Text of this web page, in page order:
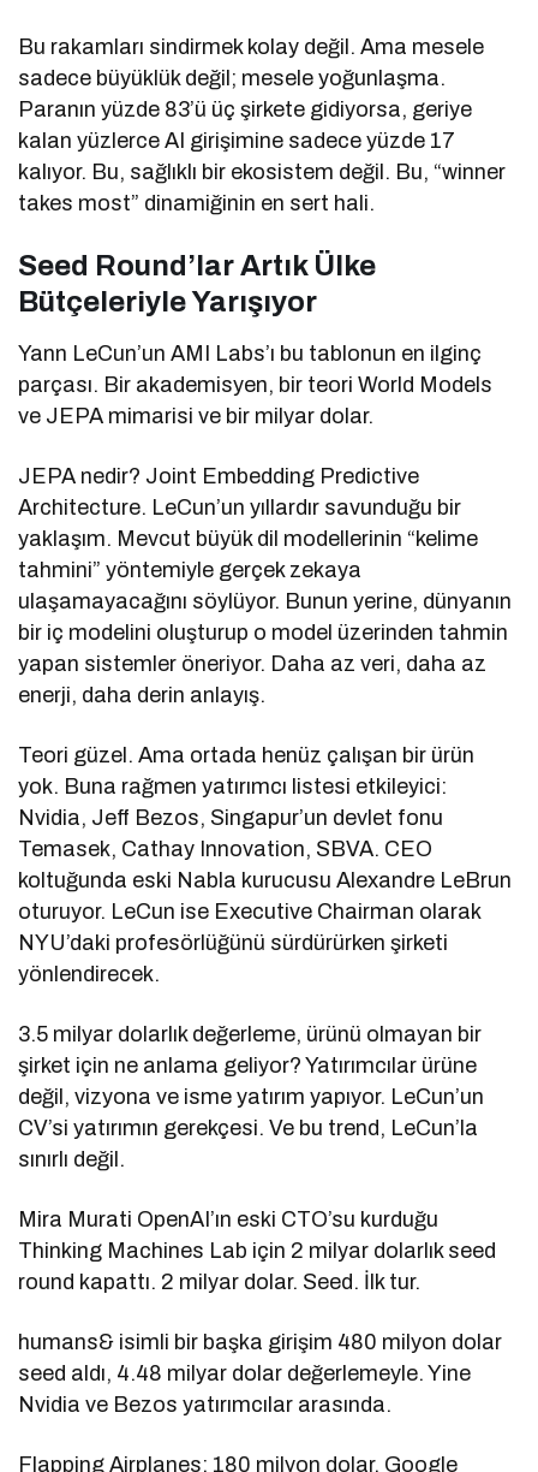
Bu rakamları sindirmek kolay değil. Ama mesele
sadece büyüklük değil; mesele yoğunlaşma.
Paranın yüzde 83’ü üç şirkete gidiyorsa, geriye
kalan yüzlerce AI girişimine sadece yüzde 17
kalıyor. Bu, sağlıklı bir ekosistem değil. Bu, “winner
takes most” dinamiğinin en sert hali.
Seed Round’lar Artık Ülke
Bütçeleriyle Yarışıyor
Yann LeCun’un AMI Labs’ı bu tablonun en ilginç
parçası. Bir akademisyen, bir teori World Models
ve JEPA mimarisi ve bir milyar dolar.
JEPA nedir? Joint Embedding Predictive
Architecture. LeCun’un yıllardır savunduğu bir
yaklaşım. Mevcut büyük dil modellerinin “kelime
tahmini” yöntemiyle gerçek zekaya
ulaşamayacağını söylüyor. Bunun yerine, dünyanın
bir iç modelini oluşturup o model üzerinden tahmin
yapan sistemler öneriyor. Daha az veri, daha az
enerji, daha derin anlayış.
Teori güzel. Ama ortada henüz çalışan bir ürün
yok. Buna rağmen yatırımcı listesi etkileyici:
Nvidia, Jeff Bezos, Singapur’un devlet fonu
Temasek, Cathay Innovation, SBVA. CEO
koltuğunda eski Nabla kurucusu Alexandre LeBrun
oturuyor. LeCun ise Executive Chairman olarak
NYU’daki profesörlüğünü sürdürürken şirketi
yönlendirecek.
3.5 milyar dolarlık değerleme, ürünü olmayan bir
şirket için ne anlama geliyor? Yatırımcılar ürüne
değil, vizyona ve isme yatırım yapıyor. LeCun’un
CV’si yatırımın gerekçesi. Ve bu trend, LeCun’la
sınırlı değil.
Mira Murati OpenAI’ın eski CTO’su kurduğu
Thinking Machines Lab için 2 milyar dolarlık seed
round kapattı. 2 milyar dolar. Seed. İlk tur.
humans& isimli bir başka girişim 480 milyon dolar
seed aldı, 4.48 milyar dolar değerlemeyle. Yine
Nvidia ve Bezos yatırımcılar arasında.
Flapping Airplanes: 180 milyon dolar. Google